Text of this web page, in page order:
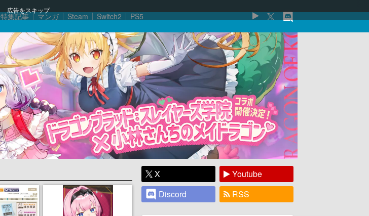
広告をスキップ
特集記事 マンガ Steam Switch2 PS5
X
Youtube
Discord
RSS